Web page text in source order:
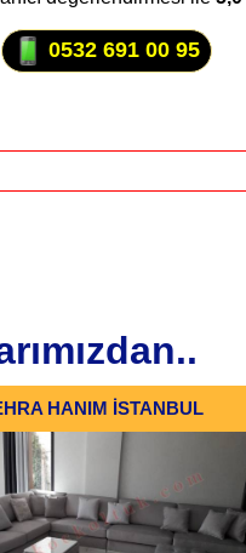
0532 691 00 95
HANIM İSTANBUL